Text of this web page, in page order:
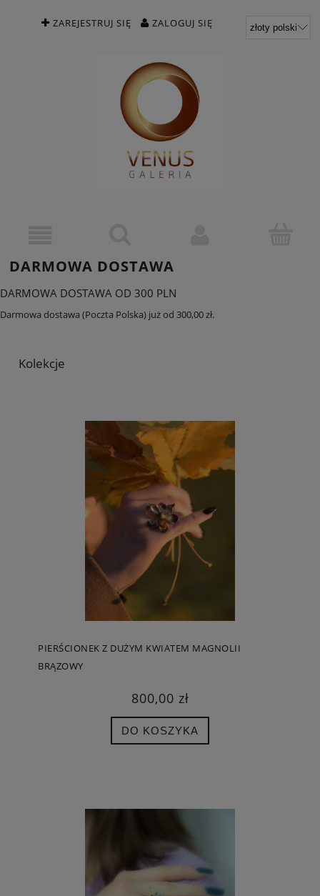
ZAREJESTRUJ SIĘ ZALOGUJ SIĘ
DARMOWA DOSTAWA
DARMOWA DOSTAWA OD 300 PLN
Darmowa dostawa (Poczta Polska) już od 300,00 zł.
Kolekcje
PIERŚCIONEK Z DUŻYM KWIATEM MAGNOLII
BRĄZOWY
800,00 zł
DO KOSZYKA